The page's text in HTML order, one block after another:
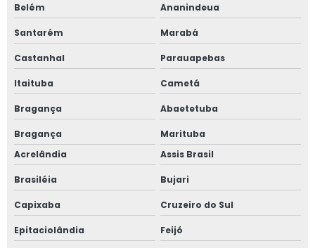
Belém
Ananindeua
Santarém Marabá
Castanhal Parauapebas
Itaituba Cametá
Bragança Abaetetuba
Bragança
Marituba
Acrelândia
Assis Brasil
Brasiléia Bujari
Capixaba Cruzeiro do Sul
Epitaciolândia Feijó